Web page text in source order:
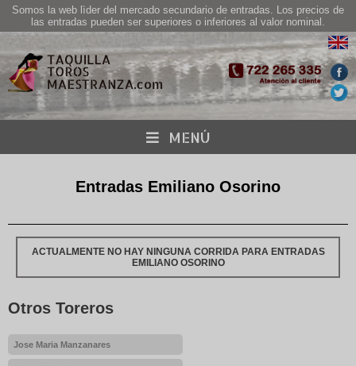
Somos la web lìder del mercado secundario de entradas. Los precios de
las entradas pueden ser superiores o inferiores al valor nominal.
MENÚ
Entradas Emiliano Osorino
ACTUALMENTE NO HAY NINGUNA CORRIDA PARA ENTRADAS
EMILIANO OSORINO
Otros Toreros
Jose Maria Manzanares